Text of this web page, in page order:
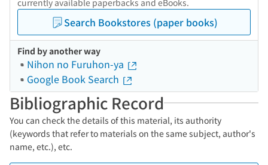
currently available paperbacks and eBooks.
Search Bookstores (paper books)
Find by another way
Nihon no Furuhon-ya
Google Book Search
Bibliographic Record
You can check the details of this material, its authority
(keywords that refer to materials on the same subject, author's
name, etc.), etc.